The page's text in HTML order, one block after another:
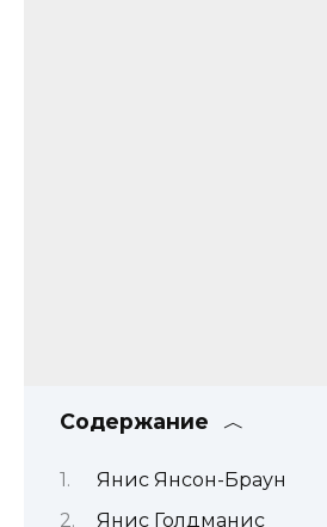
Содержание
Янис Янсон-Браун
Янис Голдманис